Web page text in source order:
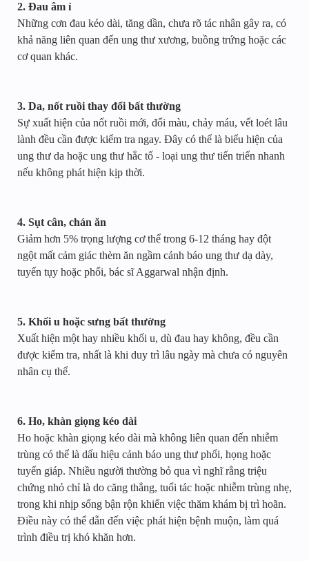
2. Đau âm ỉ
Những cơn đau kéo dài, tăng dần, chưa rõ tác nhân gây ra, có
khả năng liên quan đến ung thư xương, buồng trứng hoặc các
cơ quan khác.
3. Da, nốt ruồi thay đổi bất thường
Sự xuất hiện của nốt ruồi mới, đổi màu, chảy máu, vết loét lâu
lành đều cần được kiểm tra ngay. Đây có thể là biểu hiện của
ung thư da hoặc ung thư hắc tố - loại ung thư tiến triển nhanh
nếu không phát hiện kịp thời.
4. Sụt cân, chán ăn
Giảm hơn 5% trọng lượng cơ thể trong 6-12 tháng hay đột
ngột mất cảm giác thèm ăn ngầm cảnh báo ung thư dạ dày,
tuyến tụy hoặc phổi, bác sĩ Aggarwal nhận định.
5. Khối u hoặc sưng bất thường
Xuất hiện một hay nhiều khối u, dù đau hay không, đều cần
được kiểm tra, nhất là khi duy trì lâu ngày mà chưa có nguyên
nhân cụ thể.
6. Ho, khàn giọng kéo dài
Ho hoặc khàn giọng kéo dài mà không liên quan đến nhiễm
trùng có thể là dấu hiệu cảnh báo ung thư phổi, họng hoặc
tuyến giáp. Nhiều người thường bỏ qua vì nghĩ rằng triệu
chứng nhỏ chỉ là do căng thẳng, tuổi tác hoặc nhiễm trùng nhẹ,
trong khi nhịp sống bận rộn khiến việc thăm khám bị trì hoãn.
Điều này có thể dẫn đến việc phát hiện bệnh muộn, làm quá
trình điều trị khó khăn hơn.